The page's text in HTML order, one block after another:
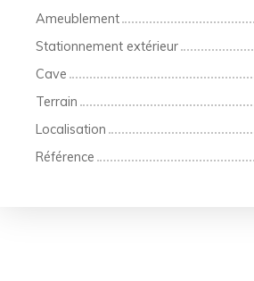
Ameublement
Stationnement extérieur
Cave
Terrain
Localisation
Référence